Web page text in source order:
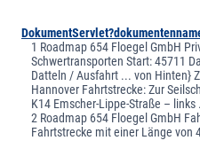
1 Roadmap 654 Floegel GmbH
Schwertransporten Start: 45711
Datteln / Ausfahrt ... von Hinten}
Hannover Fahrtstrecke: Zur
K14 Emscher-Lippe-Straße –
2 Roadmap 654 Floegel GmbH
Fahrtstrecke mit einer Länge von